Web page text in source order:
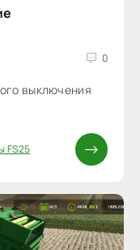
0
выключения
FS25